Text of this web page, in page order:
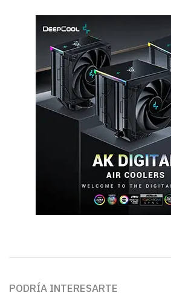
PODRÍA INTERESARTE